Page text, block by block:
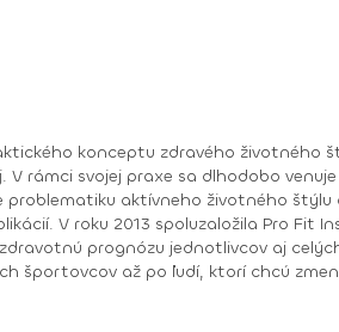
konceptu zdravého životného
V rámci svojej praxe sa dlhodobo
na pohyb,
aj celých skupín. V súčasnosti pôsobí v
športovcov až po ľudí, ktorí chcú
kardiologická spoločnosť, Česká